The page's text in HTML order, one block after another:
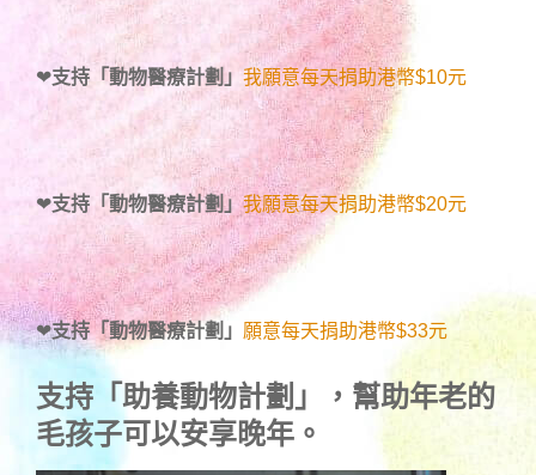
❤支持「動物醫療計劃」 我願意每天捐助港幣$10元
❤支持「動物醫療計劃」我願意每天捐助港幣$20元
❤支持「動物醫療計劃」 願意每天捐助港幣$33元
支持 「助養動物計劃」
，幫助年老的
毛孩子可以安享晚年。